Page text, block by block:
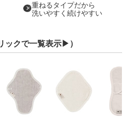
重ねるタイプだから
洗いやすく続けやすい
ックで一覧表示▶︎）